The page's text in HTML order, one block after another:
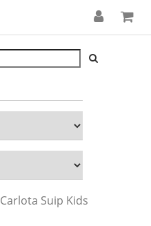
Carlota Suip Kids